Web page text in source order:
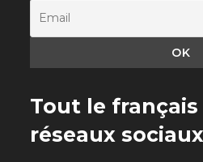
Tout le français
réseaux sociaux